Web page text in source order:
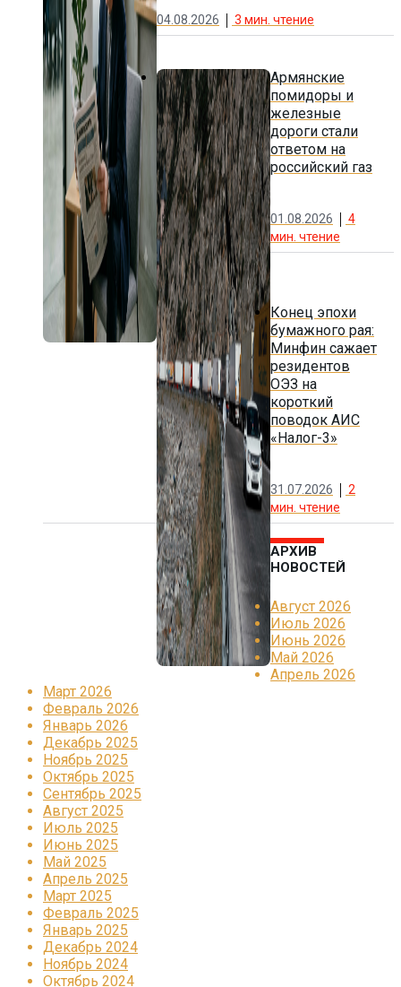
04.08.2026 3 мин. чтение
Армянские
помидоры и
железные
дороги стали
ответом на
российский газ
01.08.2026
4
мин. чтение
Конец эпохи
бумажного рая:
Минфин сажает
резидентов
ОЭЗ на
короткий
поводок АИС
«Налог-3»
31.07.2026
2
мин. чтение
АРХИВ
НОВОСТЕЙ
Август 2026
Июль 2026
Июнь 2026
Май 2026
Апрель 2026
Март 2026
Февраль 2026
Январь 2026
Декабрь 2025
Ноябрь 2025
Октябрь 2025
Сентябрь 2025
Август 2025
Июль 2025
Июнь 2025
Май 2025
Апрель 2025
Март 2025
Февраль 2025
Январь 2025
Декабрь 2024
Ноябрь 2024
Октябрь 2024